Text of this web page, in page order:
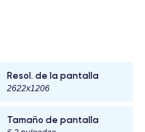
Resol. de la pantalla
2622x1206
Tamaño de pantalla